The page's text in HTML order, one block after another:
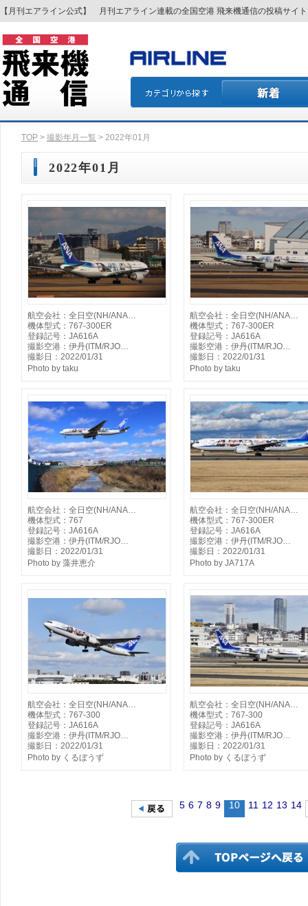
【月刊エアライン公式】 月刊エアライン連載の全国空港 飛来機通信の投稿サイ
TOP > 撮影年月一覧 > 2022年01月
2022年01月
航空会社：全日空(NH/ANA…
機体型式：767-300ER
登録記号：JA616A
撮影空港：伊丹(ITM/RJO…
撮影日：2022/01/31
Photo by taku
航空会社：全日空(NH/ANA…
機体型式：767-300ER
登録記号：JA616A
撮影空港：伊丹(ITM/RJO…
撮影日：2022/01/31
Photo by taku
航空会社：全日空(NH/ANA…
機体型式：767
登録記号：JA616A
撮影空港：伊丹(ITM/RJO…
撮影日：2022/01/31
Photo by 藻井恵介
航空会社：全日空(NH/ANA…
機体型式：767-300ER
登録記号：JA616A
撮影空港：伊丹(ITM/RJO…
撮影日：2022/01/31
Photo by JA717A
航空会社：全日空(NH/ANA…
機体型式：767-300
登録記号：JA616A
撮影空港：伊丹(ITM/RJO…
撮影日：2022/01/31
Photo by くるぼうず
航空会社：全日空(NH/ANA…
機体型式：767-300
登録記号：JA616A
撮影空港：伊丹(ITM/RJO…
撮影日：2022/01/31
Photo by くるぼうず
5 6 7 8 9 10 11 12 13 14